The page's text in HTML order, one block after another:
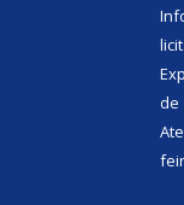
de